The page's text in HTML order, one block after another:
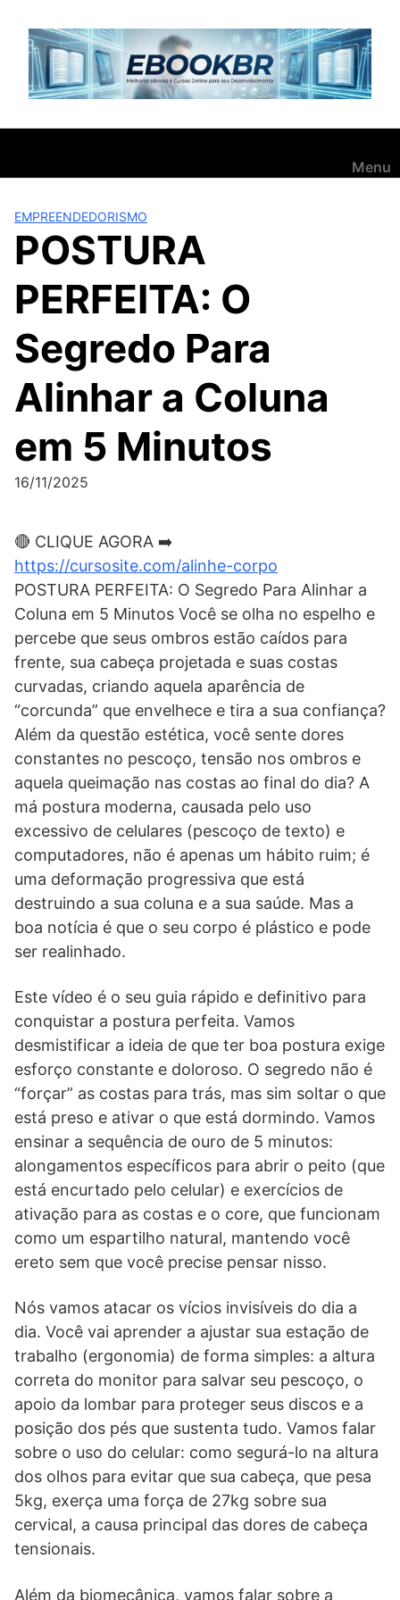
para
conteúdo
Menu
EMPREENDEDORISMO
POSTURA
PERFEITA: O
Segredo Para
Alinhar a Coluna
em 5 Minutos
16/11/2025
🔴 CLIQUE AGORA ➡️
https://cursosite.com/alinhe-corpo
POSTURA PERFEITA: O Segredo Para Alinhar a
Coluna em 5 Minutos Você se olha no espelho e
percebe que seus ombros estão caídos para
frente, sua cabeça projetada e suas costas
curvadas, criando aquela aparência de
“corcunda” que envelhece e tira a sua confiança?
Além da questão estética, você sente dores
constantes no pescoço, tensão nos ombros e
aquela queimação nas costas ao final do dia? A
má postura moderna, causada pelo uso
excessivo de celulares (pescoço de texto) e
computadores, não é apenas um hábito ruim; é
uma deformação progressiva que está
destruindo a sua coluna e a sua saúde. Mas a
boa notícia é que o seu corpo é plástico e pode
ser realinhado.
Este vídeo é o seu guia rápido e definitivo para
conquistar a postura perfeita. Vamos
desmistificar a ideia de que ter boa postura exige
esforço constante e doloroso. O segredo não é
“forçar” as costas para trás, mas sim soltar o que
está preso e ativar o que está dormindo. Vamos
ensinar a sequência de ouro de 5 minutos:
alongamentos específicos para abrir o peito (que
está encurtado pelo celular) e exercícios de
ativação para as costas e o core, que funcionam
como um espartilho natural, mantendo você
ereto sem que você precise pensar nisso.
Nós vamos atacar os vícios invisíveis do dia a
dia. Você vai aprender a ajustar sua estação de
trabalho (ergonomia) de forma simples: a altura
correta do monitor para salvar seu pescoço, o
apoio da lombar para proteger seus discos e a
posição dos pés que sustenta tudo. Vamos falar
sobre o uso do celular: como segurá-lo na altura
dos olhos para evitar que sua cabeça, que pesa
5kg, exerça uma força de 27kg sobre sua
cervical, a causa principal das dores de cabeça
tensionais.
Além da biomecânica, vamos falar sobre a